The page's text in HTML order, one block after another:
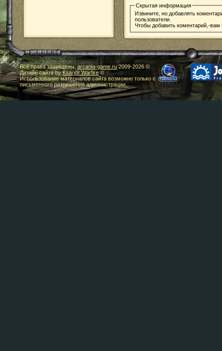
Скрытая информация
Извините, но добавлять
пользователи.
Чтобы добавить коментарий,-
Все права защищены,arcania-game.ru2009-2026 ©
Дизайн сайта byKsandr Warfire©
Использование материалов сайта возможно только с
письменного разрешения администрации.